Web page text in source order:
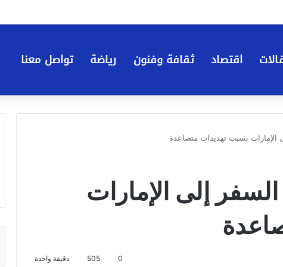
اقتصاد ثقافة وفنون رياضة تواصل معنا
الإمارات بسبب تهديدات متصاعدة
إلى الإمارات
0
505 دقيقة واحدة